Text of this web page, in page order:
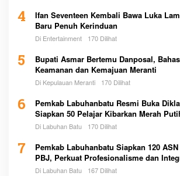
4
Ifan Seventeen Kembali Bawa Luka
Baru Penuh Kerinduan
Di Entertainment 170 Dilihat
5
Bupati Asmar Bertemu Danposal,
Keamanan dan Kemajuan Meranti
Di Kepulauan Meranti 170 Dilihat
6
Pemkab Labuhanbatu Resmi Buka
Siapkan 50 Pelajar Kibarkan Merah
Di Labuhan Batu 170 Dilihat
7
Pemkab Labuhanbatu Siapkan 120
PBJ, Perkuat Profesionalisme dan
Pemerintah
Di Labuhan Batu 167 Dilihat